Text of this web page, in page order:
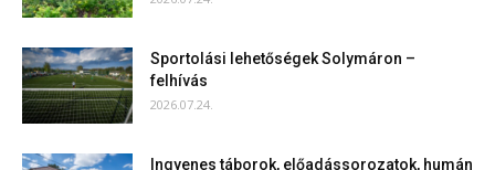
Sportolási lehetőségek Solymáron –
felhívás
2026.07.24.
Ingyenes táborok, előadássorozatok, humán